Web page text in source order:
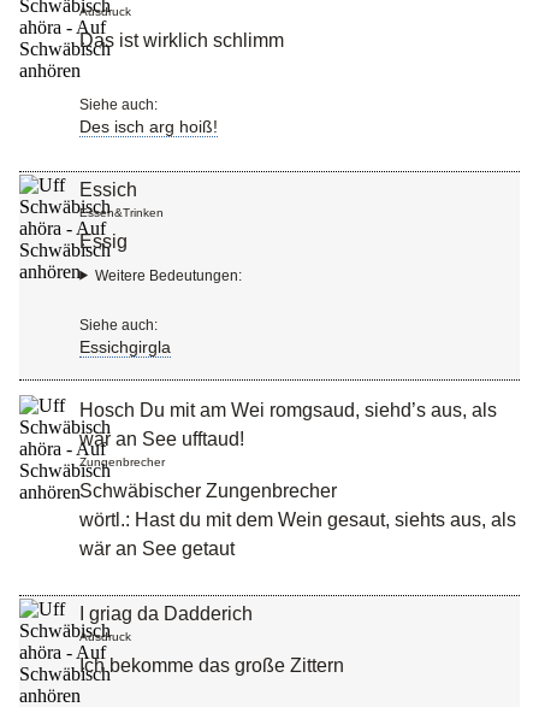
Ausdruck
Das ist wirklich schlimm
Siehe auch:
Des isch arg hoiß!
Essich
Essen&Trinken
Essig
Weitere Bedeutungen:
Siehe auch:
Essichgirgla
Hosch Du mit am Wei romgsaud, siehd’s aus, als
wär an See ufftaud!
Zungenbrecher
Schwäbischer Zungenbrecher
wörtl.: Hast du mit dem Wein gesaut, siehts aus, als
wär an See getaut
I griag da Dadderich
Ausdruck
Ich bekomme das große Zittern